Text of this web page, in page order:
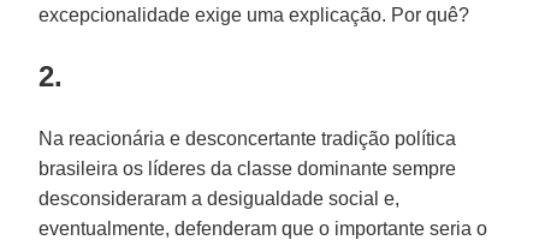
excepcionalidade exige uma explicação. Por quê?
2.
Na reacionária e desconcertante tradição política
brasileira os líderes da classe dominante sempre
desconsideraram a desigualdade social e,
eventualmente, defenderam que o importante seria o